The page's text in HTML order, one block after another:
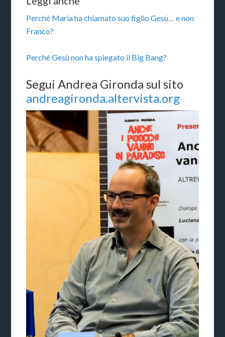
Perché Maria ha chiamato suo figlio Gesù… e non
Franco?
Perché Gesù non ha spiegato il Big Bang?
Segui Andrea Gironda sul sito
andreagironda.altervista.org